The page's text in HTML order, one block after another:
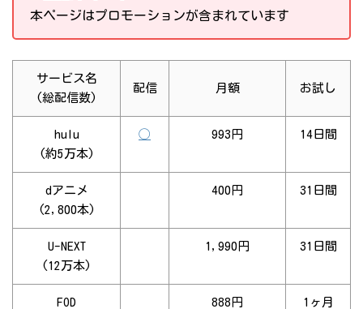
本ページはプロモーションが含まれています
サービス名
(総配信数)
配信 月額 お試し
hulu
(約5万本)
◯ 993円 14日間
dアニメ
(2,800本)
400円 31日間
U-NEXT
(12万本)
1,990円 31日間
FOD
888円 1ヶ月